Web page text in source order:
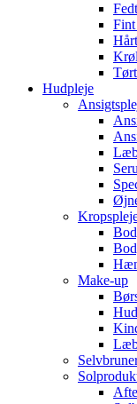
Hudpleje
Make-up
Hud